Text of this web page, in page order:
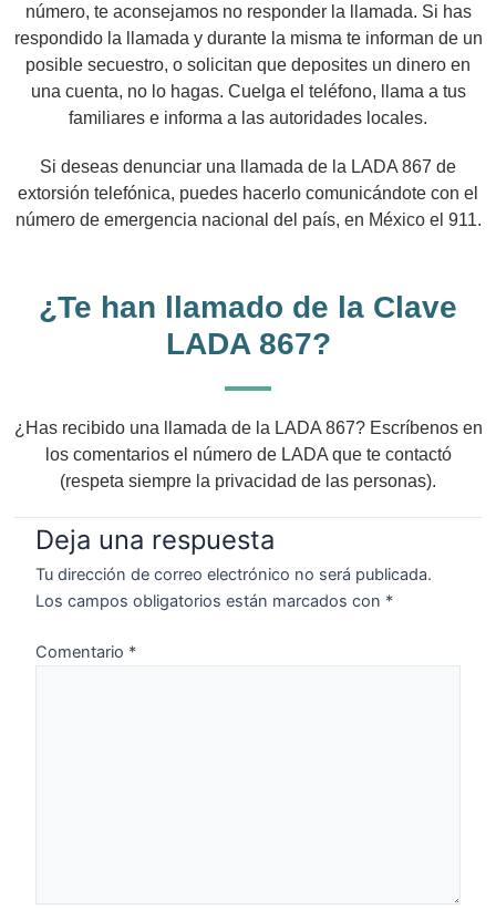
número, te aconsejamos no responder la llamada. Si has
respondido la llamada y durante la misma te informan de un
posible secuestro, o solicitan que deposites un dinero en
una cuenta, no lo hagas. Cuelga el teléfono, llama a tus
familiares e informa a las autoridades locales.
Si deseas denunciar una llamada de la LADA 867 de
extorsión telefónica, puedes hacerlo comunicándote con el
número de emergencia nacional del país, en México el 911.
¿Te han llamado de la Clave
LADA 867?
¿Has recibido una llamada de la LADA 867? Escríbenos en
los comentarios el número de LADA que te contactó
(respeta siempre la privacidad de las personas).
Deja una respuesta
Tu dirección de correo electrónico no será publicada.
Los campos obligatorios están marcados con *
Comentario *